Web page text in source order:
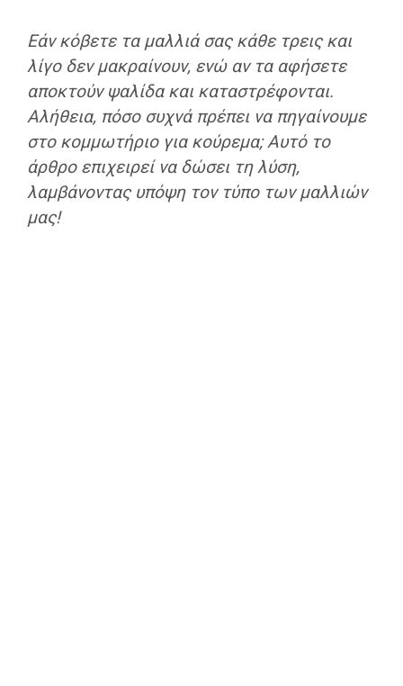
Εάν κόβετε τα μαλλιά σας κάθε τρεις και
λίγο δεν μακραίνουν, ενώ αν τα αφήσετε
αποκτούν ψαλίδα και καταστρέφονται.
Αλήθεια, πόσο συχνά πρέπει να πηγαίνουμε
στο κομμωτήριο για κούρεμα; Αυτό το
άρθρο επιχειρεί να δώσει τη λύση,
λαμβάνοντας υπόψη τον τύπο των μαλλιών
μας!